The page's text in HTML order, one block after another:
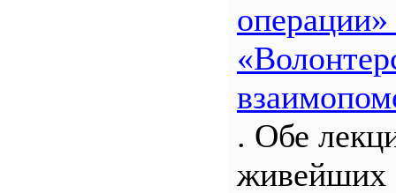
. Обе
живейших